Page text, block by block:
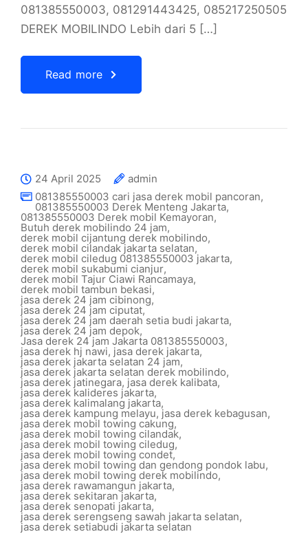
081385550003, 081291443425, 085217250505
DEREK MOBILINDO Lebih dari 5 […]
Read more
24 April 2025
admin
081385550003 cari jasa derek mobil pancoran,
081385550003 Derek Menteng Jakarta,
081385550003 Derek mobil Kemayoran,
Butuh derek mobilindo 24 jam,
derek mobil cijantung derek mobilindo,
derek mobil cilandak jakarta selatan,
derek mobil ciledug 081385550003 jakarta,
derek mobil sukabumi cianjur,
derek mobil Tajur Ciawi Rancamaya,
derek mobil tambun bekasi,
jasa derek 24 jam cibinong,
jasa derek 24 jam ciputat,
jasa derek 24 jam daerah setia budi jakarta,
jasa derek 24 jam depok,
Jasa derek 24 jam Jakarta 081385550003,
jasa derek hj nawi, jasa derek jakarta,
jasa derek jakarta selatan 24 jam,
jasa derek jakarta selatan derek mobilindo,
jasa derek jatinegara, jasa derek kalibata,
jasa derek kalideres jakarta,
jasa derek kalimalang jakarta,
jasa derek kampung melayu, jasa derek kebagusan,
jasa derek mobil towing cakung,
jasa derek mobil towing cilandak,
jasa derek mobil towing ciledug,
jasa derek mobil towing condet,
jasa derek mobil towing dan gendong pondok labu,
jasa derek mobil towing derek mobilindo,
jasa derek rawamangun jakarta,
jasa derek sekitaran jakarta,
jasa derek senopati jakarta,
jasa derek serengseng sawah jakarta selatan,
jasa derek setiabudi jakarta selatan